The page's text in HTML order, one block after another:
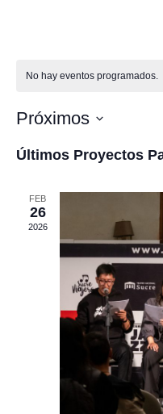
No hay eventos programados.
Próximos
la
fecha.
Últimos Proyectos
FEB
26
2026